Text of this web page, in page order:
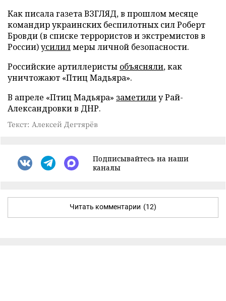
Как писала газета ВЗГЛЯД, в прошлом месяце
командир украинских беспилотных сил Роберт
Бровди (в списке террористов и экстремистов в
России)усилилмеры личной безопасности.
Российские артиллеристы объясняли, как
уничтожают «Птиц Мадьяра».
В апреле «Птиц Мадьяра» заметилиу Рай-
Александровки в ДНР.
Текст: Алексей Дегтярёв
Подписывайтесь на наши
каналы
Читать комментарии (12)